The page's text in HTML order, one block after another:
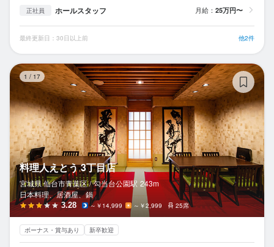
正社員 ホールスタッフ 月給： 25万円〜
最終更新日：30日以上前 他2件
1 / 17
料理人えとう 3丁目店
宮城県 仙台市青葉区 / 勾当台公園駅 243m
日本料理、居酒屋、鍋
3.28 ～￥14,999 ～￥2,999 25席
ボーナス・賞与あり 新卒歓迎